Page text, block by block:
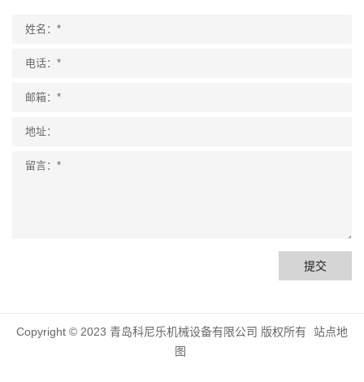
提交
Copyright © 2023 青岛科尼乐机械设备有限公司 版权所有
站点地
图